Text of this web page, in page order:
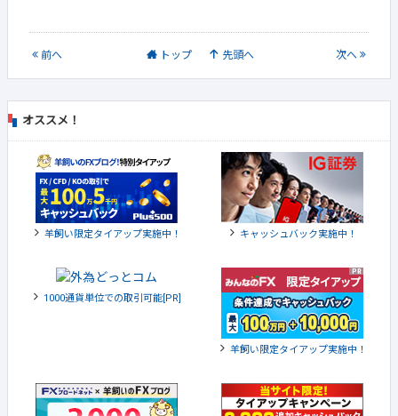
前へ トップ 先頭へ 次へ
オススメ！
羊飼い限定タイアップ実施中！ キャッシュバック実施中！
1000通貨単位での取引可能[PR]
羊飼い限定タイアップ実施中！